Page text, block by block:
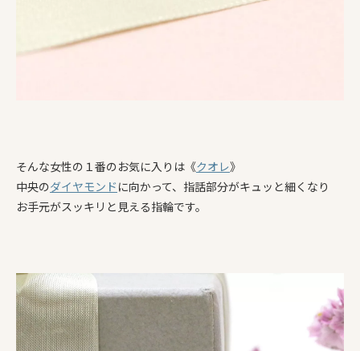
そんな女性の１番のお気に入りは《クオレ》
中央のダイヤモンド に向かって、指話部分がキュッと細くなり
お手元がスッキリと見える指輪です。